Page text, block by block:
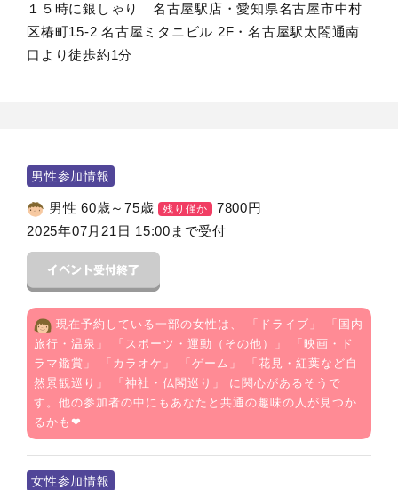
１５時に銀しゃり 名古屋駅店・愛知県名古屋市中村
区椿町15-2 名古屋ミタニビル 2F・名古屋駅太閤通南
口より徒歩約1分
男性参加情報
男性 60歳～75歳 残り僅か 7800円
2025年07月21日 15:00まで受付
現在予約している一部の女性は、 「 ドライブ 」 「 国内
旅行・温泉 」 「 スポーツ・運動（その他） 」 「 映画・ド
ラマ鑑賞 」 「 カラオケ 」 「 ゲーム 」 「 花見・紅葉など自
然景観巡り 」 「 神社・仏閣巡り 」 に関心があるそうで
す。他の参加者の中にもあなたと共通の趣味の人が見つか
るかも❤
女性参加情報